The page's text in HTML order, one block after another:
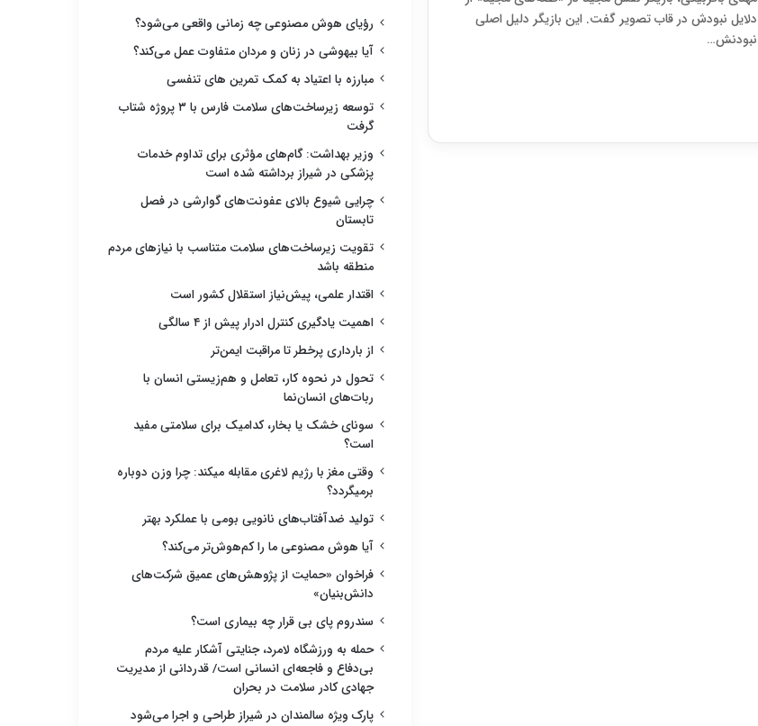
دلایل نبودش در قاب تصویر گفت. این بازیگر دلیل اصلی
نبودنش…
رؤیای هوش مصنوعی چه زمانی واقعی می‌شود؟
آیا بیهوشی در زنان و مردان متفاوت عمل می‌کند؟
مبارزه با اعتیاد به کمک تمرین های تنفسی
توسعه زیرساخت‌های سلامت فارس با ۳ پروژه شتاب
گرفت
وزیر بهداشت: گام‌های مؤثری برای تداوم خدمات
پزشکی در شیراز برداشته شده است
چرایی شیوع بالای عفونت‌های گوارشی در فصل
تابستان
تقویت زیرساخت‌های سلامت متناسب با نیازهای مردم
منطقه باشد
اقتدار علمی، پیش‌نیاز استقلال کشور است
اهمیت یادگیری کنترل ادرار پیش از ۴ سالگی
از بارداری پرخطر تا مراقبت ایمن‌تر
تحول در نحوه کار، تعامل و هم‌زیستی انسان با
ربات‌های انسان‌نما
سونای خشک یا بخار، کدامیک برای سلامتی مفید
است؟
وقتی مغز با رژیم لاغری مقابله میکند: چرا وزن دوباره
برمیگردد؟
تولید ضدآفتاب‌های نانویی بومی با عملکرد بهتر
آیا هوش مصنوعی ما را کم‌هوش‌تر می‌کند؟
فراخوان «حمایت از پژوهش‌های عمیق شرکت‌های
دانش‌بنیان»
سندروم پای بی قرار چه بیماری است؟
حمله به ورزشگاه لامرد، جنایتی آشکار علیه مردم
بی‌دفاع و فاجعه‌ای انسانی است/ قدردانی از مدیریت
جهادی کادر سلامت در بحران
پارک ویژه سالمندان در شیراز طراحی و اجرا می‌شود